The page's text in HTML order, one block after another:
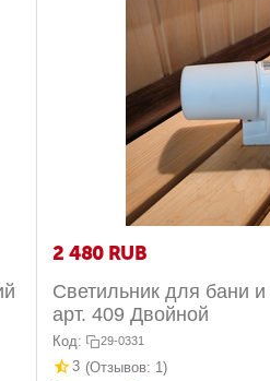
2 480 RUB
Светильник для бани
арт. 409 Двойной
Код: 29-0331
3 (Отзывов: 1)